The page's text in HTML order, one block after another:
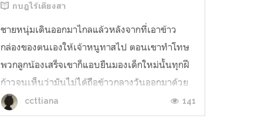
กบฏไร้เดียงสา
ชายหนุ่มเดินออกมาไกลแล้วหลังจากที่เอาข้าว
กล่องของตนเองให้เจ้าหนูทาสไป ตอนเขาทำโทษ
พวกลูกน้องเสร็จเขาก็แอบยืนมองเด็กใหม่นั้นทุกฝี
ก้าวจนเห็นว่ามันไม่ได้ถือข้าวกลางวันออกมาด้วย
นั้นหมายความว่าข้าวกลางวันหมดพอดีตอนมี
เหตุการณ์ชุลมุน พักหลังมานี้ข้าวที่โรงอาหารหมด
ccttiana 141